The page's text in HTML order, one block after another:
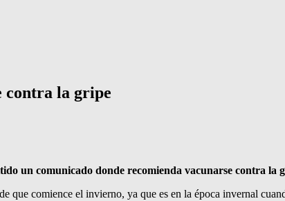
contra la gripe
un comunicado donde recomienda vacunarse contra la
que comience el invierno, ya que es en la época invernal